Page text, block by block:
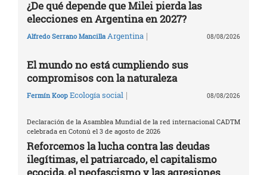
¿De qué depende que Milei pierda las
elecciones en Argentina en 2027?
Alfredo Serrano Mancilla Argentina | 08/08/2026
El mundo no está cumpliendo sus
compromisos con la naturaleza
Fermín Koop Ecología social | 08/08/2026
Declaración de la Asamblea Mundial de la red internacional CADTM
celebrada en Cotonú el 3 de agosto de 2026
Reforcemos la lucha contra las deudas
ilegítimas, el patriarcado, el capitalismo
ecocida, el neofascismo y las agresiones